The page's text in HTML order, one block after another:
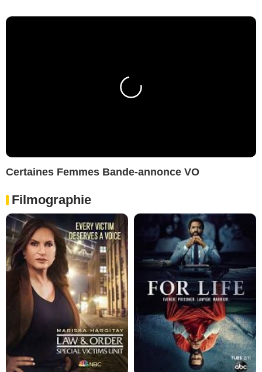
Certaines Femmes Bande-annonce VO
Filmographie